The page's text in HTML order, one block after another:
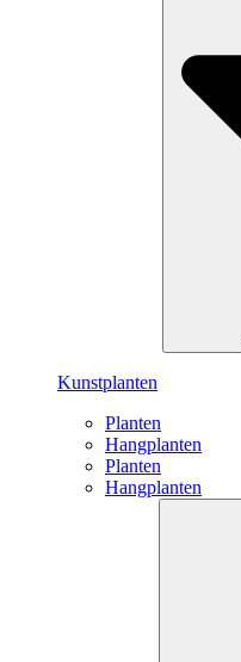
Kunstplanten
Planten
Hangplanten
Planten
Hangplanten